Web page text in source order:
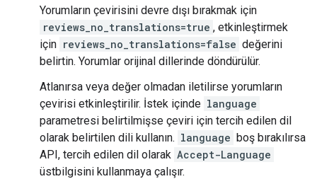
Yorumların çevirisini devre dışı bırakmak için
reviews_no_translations=true , etkinleştirmek
için reviews_no_translations=false değerini
belirtin. Yorumlar orijinal dillerinde döndürülür.
Atlanırsa veya değer olmadan iletilirse yorumların
çevirisi etkinleştirilir. İstek içinde language
parametresi belirtilmişse çeviri için tercih edilen dil
olarak belirtilen dili kullanın. language boş bırakılırsa
API, tercih edilen dil olarak Accept-Language
üstbilgisini kullanmaya çalışır.